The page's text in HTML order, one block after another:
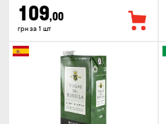
109,00
грн за 1 шт